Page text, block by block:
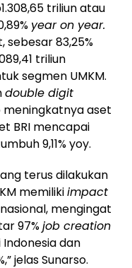
triliun atau
year on year.
83,25%
triliun
segmen UMKM.
double digit
aset
BRI mencapai
9,11% yoy.
terus dilakukan
memilikiimpact
mengingat
97%job creation
dan
jelas Sunarso.